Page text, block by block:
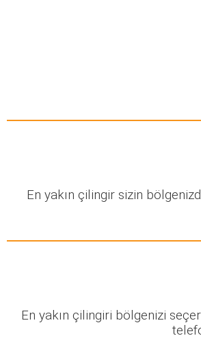
En yakın çilingir sizin
En yakın çilingiri bölgenizi